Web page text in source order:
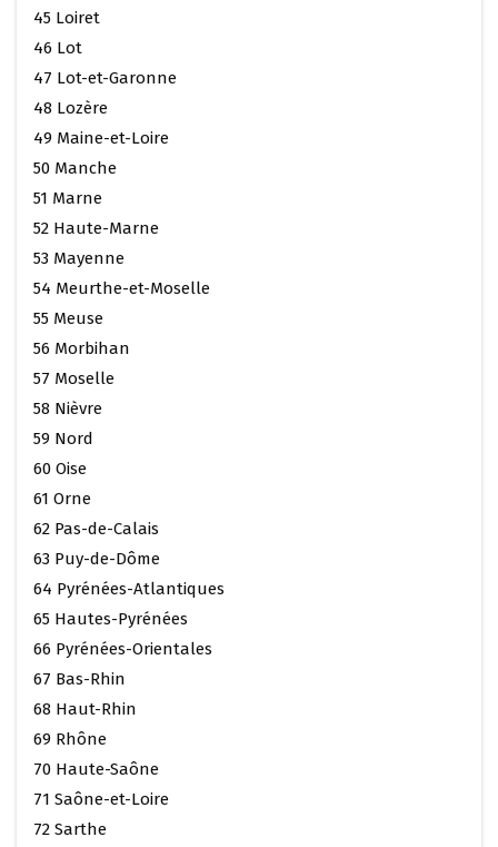
45 Loiret
46 Lot
47 Lot-et-Garonne
48 Lozère
49 Maine-et-Loire
50 Manche
51 Marne
52 Haute-Marne
53 Mayenne
54 Meurthe-et-Moselle
55 Meuse
56 Morbihan
57 Moselle
58 Nièvre
59 Nord
60 Oise
61 Orne
62 Pas-de-Calais
63 Puy-de-Dôme
64 Pyrénées-Atlantiques
65 Hautes-Pyrénées
66 Pyrénées-Orientales
67 Bas-Rhin
68 Haut-Rhin
69 Rhône
70 Haute-Saône
71 Saône-et-Loire
72 Sarthe